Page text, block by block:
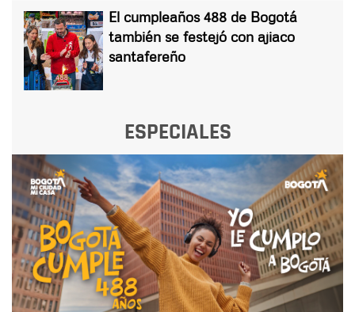
El cumpleaños 488 de Bogotá
también se festejó con ajiaco
santafereño
ESPECIALES